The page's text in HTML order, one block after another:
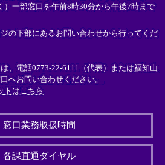
）一部窓口を午前8時30分から午後7時まで
の下部にあるお問い合わせから行ってくだ
、電話0773-22-6111（代表）または福知山
へお問い合わせください。
トはこちら
窓口業務取扱時間
各課直通ダイヤル